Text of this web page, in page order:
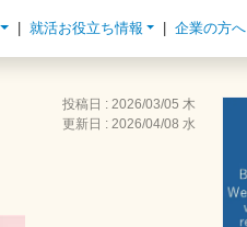
就活お役立ち情報 企業の方へ
投稿日 : 2026/03/05 木
更新日 : 2026/04/08 水